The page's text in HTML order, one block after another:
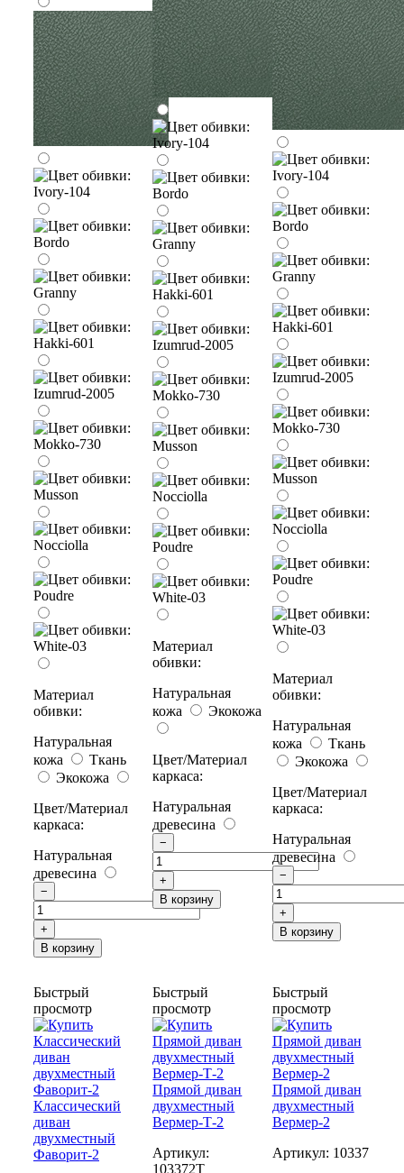
Материал
обивки:
Натуральная
кожа
Ткань
Экокожа
Цвет/Материал
каркаса:
Натуральная
древесина
−
+
В корзину
Материал
обивки:
Натуральная
кожа
Экокожа
Цвет/Материал
каркаса:
Натуральная
древесина
−
+
В корзину
Материал
обивки:
Натуральная
кожа
Ткань
Экокожа
Цвет/Материал
каркаса:
Натуральная
древесина
−
+
В корзину
Быстрый
просмотр
Классический
диван
двухместный
Фаворит-2
Быстрый
просмотр
Прямой диван
двухместный
Вермер-Т-2
Артикул:
103372T
Быстрый
просмотр
Прямой диван
двухместный
Вермер-2
Артикул: 10337